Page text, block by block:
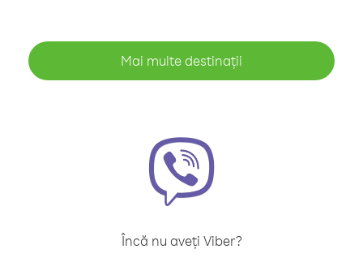
Mai multe destinații
Încă nu aveți Viber?